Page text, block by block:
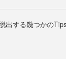
出する幾つかの